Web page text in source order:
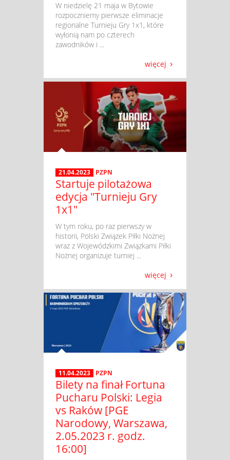
​ W niedzielę 21 maja w Bytowie
rozpoczniemy pierwsze eliminacje
regionalne Turnieju Gry 1x1, które
wyłonią nam po czterech
zawodników i ...
więcej
21.04.2023 PZPN
Startuje pilotażowa
edycja "Turnieju Gry
1x1"
​ W tym roku, po raz pierwszy w
historii, Polski Związek Piłki Nożnej
wraz z Wojewódzkimi Związkami Piłki
Nożnej organizuje turniej ...
więcej
11.04.2023 PZPN
Bilety na finał Fortuna
Pucharu Polski: Legia
vs Raków [PGE
Narodowy, Warszawa,
2.05.2023 r. godz.
16:00]